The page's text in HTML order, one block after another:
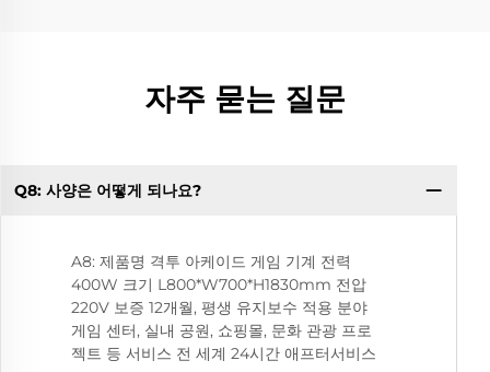
자주 묻는 질문
Q8: 사양은 어떻게 되나요?
A8: 제품명 격투 아케이드 게임 기계 전력
400W 크기 L800*W700*H1830mm 전압
220V 보증 12개월, 평생 유지보수 적용 분야
게임 센터, 실내 공원, 쇼핑몰, 문화 관광 프로
젝트 등 서비스 전 세계 24시간 애프터서비스